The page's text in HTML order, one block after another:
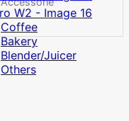
Coffee
Bakery
Blender/Juicer
Others